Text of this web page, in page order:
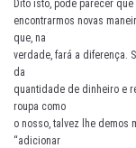
Dito isto, pode parecer
encontrarmos novas
que, na
verdade, fará a diferença.
da
quantidade de dinheiro e
roupa como
o nosso, talvez lhe demos
“adicionar